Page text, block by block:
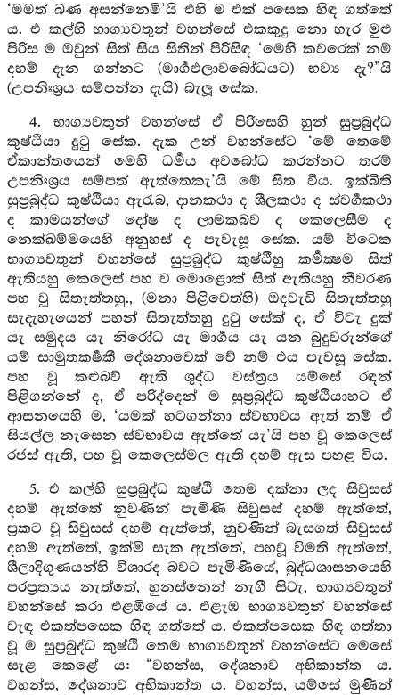
‘මමත් බණ අසන්නෙමි’යි එහි ම එක් පසෙක හිඳ ගත්තේ
ය. එ කල්හි භාග්‍යවතුන් වහන්සේ එකකුදු නො හැර මුළු
පිරිස ම ඔවුන් සිත් සිය සිතින් පිරිසිඳ ‘මෙහි කවරෙක් නම්
දහම් දැන ගන්නට (මාර්‍ගඵලාවබෝධයට) භව්‍ය දැ?”යි
(උපනිඃශ්‍රය සම්පන්න දැයි) බැලූ සේක.
4. භාග්‍යවතුන් වහන්සේ ඒ පිරිසෙහි හුන් සුප්‍රබුද්ධ
කුෂ්ඨියා දුටු සේක. දැක උන් වහන්සේට ‘මේ තෙමේ
ඒකාන්තයෙන් මෙහි ධර්‍මය අවබෝධ කරන්නට තරම්
උපනිඃශ්‍රය සම්පත් ඇත්තෙකැ’යි මේ සිත විය. ඉක්බිති
සුප්‍රබුද්ධ කුෂ්ඨියා ඇරැබ, දානකථා ද ශීලකථා ද ස්වර්‍ගකථා
ද කාමයන්ගේ දෝෂ ද ලාමකබව ද කෙලෙසීම ද
නෙක්ඛම්මයෙහි අනුහස් ද පැවැසූ සේක. යම් විටෙක
භාග්‍යවතුන් වහන්සේ සුප්‍රබුද්ධ කුෂ්ඨීහු කර්‍මක්‍ෂම සිත්
ඇතියහු කෙලෙස් පහ ව මොළොක් සිත් ඇතියහු නීවරණ
පහ වූ සිතැත්තහු., (මනා පිළිවෙත්හි) ඔදවැඩි සිතැත්තහු
සැදැහැයෙන් පහන් සිතැත්තහු දුටු සේක් ද, ඒ විටැ දුක්
යැ සමුදය යැ නිරෝධ යැ මාර්‍ගය යැ යන බුදුවරුන්ගේ
යම් සාමුතකර්‍ෂකී දේශනාවෙක් වේ නම් එය පැවසූ සේක.
පහ වූ කළුබව් ඇති ශුද්ධ වස්ත්‍රය යම්සේ රඳන්
පිළිගන්නේ ද, ඒ පරිද්දෙන් ම සුප්‍රබුද්ධ කුෂ්ඨියාහට ඒ
ආසනයෙහි ම, ‘යමක් හටගන්නා ස්වභාවය ඇත් නම් ඒ
සියල්ල නැසෙන ස්වභාවය ඇත්තේ යැ’යි පහ වූ කෙලෙස්
රජස් ඇති, පහ වූ කෙලෙස්මල ඇති දහම් ඇස පහළ විය.
5. එ කල්හි සුප්‍රබුද්ධ කුෂ්ඨි තෙම දක්නා ලද සිවුසස්
දහම් ඇත්තේ නුවණින් පැමිණි සිවුසස් දහම් ඇත්තේ,
ප්‍රකට වූ සිවුසස් දහම් ඇත්තේ, නුවණින් බැසගත් සිවුසස්
දහම් ඇත්තේ, ඉක්මි සැක ඇත්තේ, පහවූ විමති ඇත්තේ,
ශීලාදිගුණයන්හි විශාරද බවට පැමිණියේ, බුද්ධශාසනයෙහි
පරප්‍රත්‍යය නැත්තේ, හුනස්නෙන් නැගී සිටැ, භාග්‍යවතුන්
වහන්සේ කරා එළඹියේ ය. එළැඹ භාග්‍යවතුන් වහන්සේ
වැඳ එකත්පසෙක හිඳ ගත්තේ ය. එකත්පසෙක හිඳ ගත්තා
වූ ම සුප්‍රබුද්ධ කුෂ්ඨි තෙම භාග්‍යවතුන් වහන්සේට මෙසේ
සැළ කෙළේ ය: “වහන්ස, දේශනාව අභිකාන්ත ය.
වහන්ස, දේශනාව අභිකාන්ත ය. වහන්ස, යම්සේ මුණින්